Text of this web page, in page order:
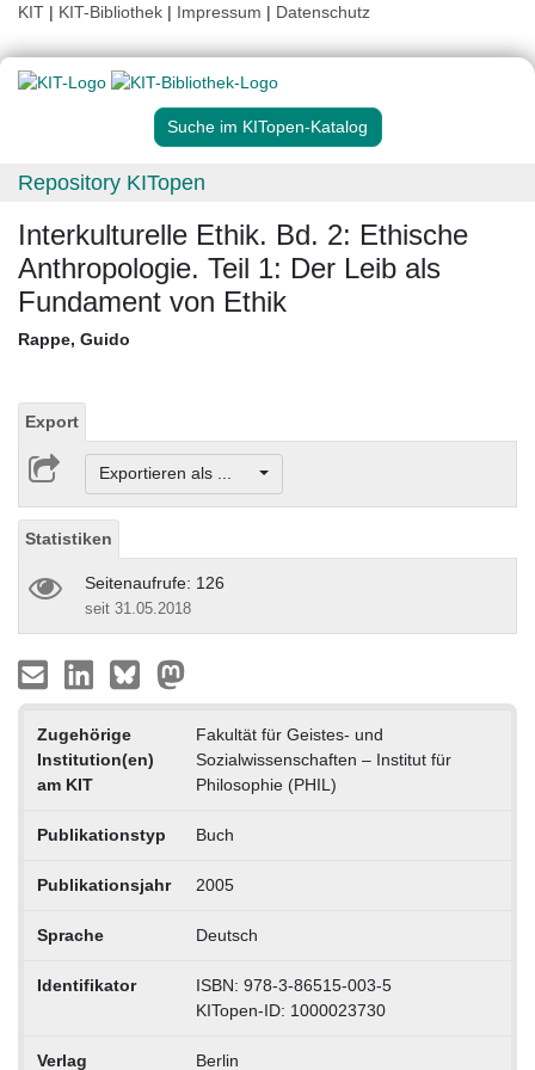
KIT | KIT-Bibliothek | Impressum | Datenschutz
Suche im KITopen-Katalog
Repository KITopen
Interkulturelle Ethik. Bd. 2: Ethische
Anthropologie. Teil 1: Der Leib als
Fundament von Ethik
Rappe, Guido
Export
Exportieren als ...
Statistiken
Seitenaufrufe: 126
seit 31.05.2018
Zugehörige
Institution(en)
am KIT
Fakultät für Geistes- und
Sozialwissenschaften – Institut für
Philosophie (PHIL)
Publikationstyp Buch
Publikationsjahr 2005
Sprache Deutsch
Identifikator
ISBN: 978-3-86515-003-5
KITopen-ID: 1000023730
Verlag Berlin